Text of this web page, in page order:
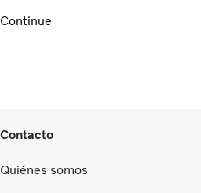
Continue
Contacto
Quiénes somos